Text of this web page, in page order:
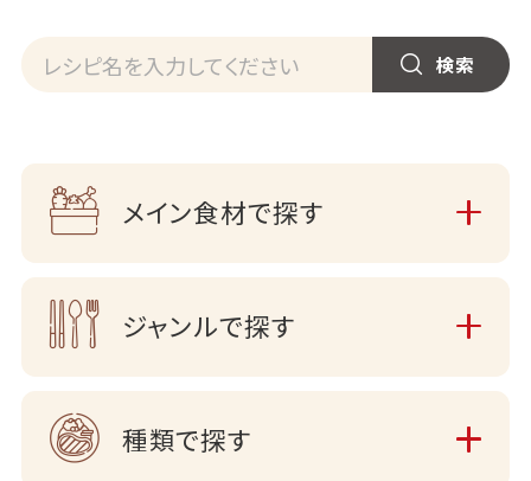
メイン食材で探す
ジャンルで探す
種類で探す